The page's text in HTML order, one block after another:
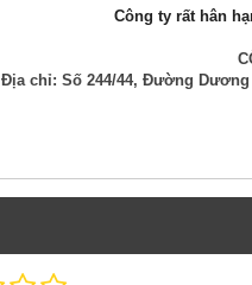
Công ty rất hân
Địa chỉ: Số 244/44, Đường